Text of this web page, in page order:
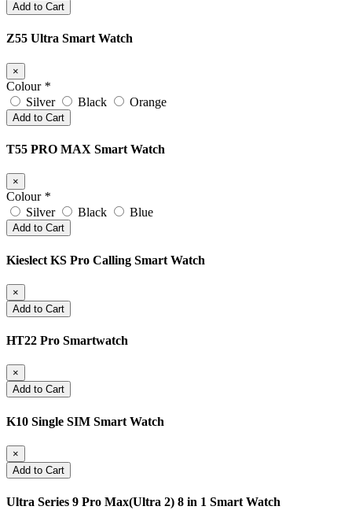
Add to Cart
Z55 Ultra Smart Watch
×
Colour *
Silver
Black Orange
Add to Cart
T55 PRO MAX Smart Watch
×
Colour *
Silver
Black Blue
Add to Cart
Kieslect KS Pro Calling Smart Watch
×
Add to Cart
HT22 Pro Smartwatch
×
Add to Cart
K10 Single SIM Smart Watch
×
Add to Cart
Ultra Series 9 Pro Max(Ultra 2) 8 in 1 Smart Watch